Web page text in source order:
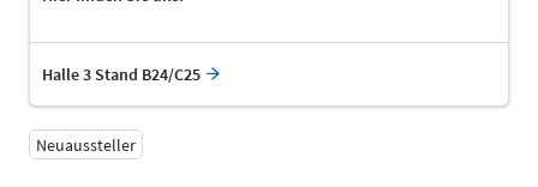
Halle 3 Stand B24/C25
Neuaussteller